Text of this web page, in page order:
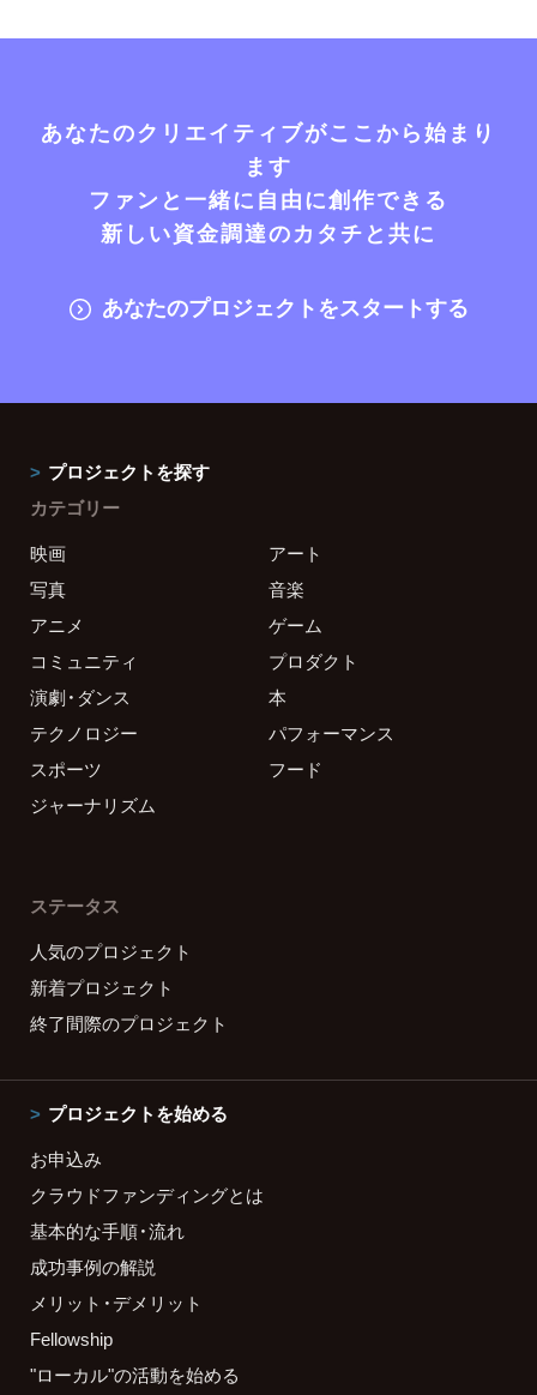
あなたのクリエイティブがここから始まり
ます
ファンと一緒に自由に創作できる
新しい資金調達のカタチと共に
あなたのプロジェクトをスタートする
プロジェクトを探す
カテゴリー
映画
アート
写真
音楽
アニメ
ゲーム
コミュニティ
プロダクト
演劇・ダンス
本
テクノロジー
パフォーマンス
スポーツ
フード
ジャーナリズム
ステータス
人気のプロジェクト
新着プロジェクト
終了間際のプロジェクト
プロジェクトを始める
お申込み
クラウドファンディングとは
基本的な手順・流れ
成功事例の解説
メリット・デメリット
Fellowship
"ローカル"の活動を始める